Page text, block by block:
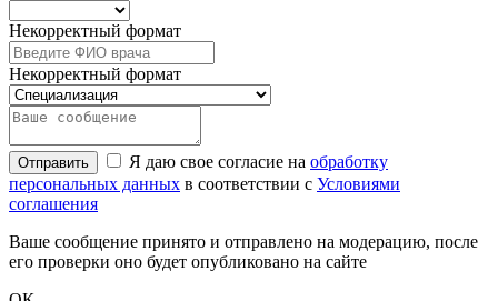
Некорректный формат
Некорректный формат
Отправить Я даю свое согласие на обработку
персональных данных в соответствии с Условиями
соглашения
Ваше сообщение принято и отправлено на модерацию, после
его проверки оно будет опубликовано на сайте